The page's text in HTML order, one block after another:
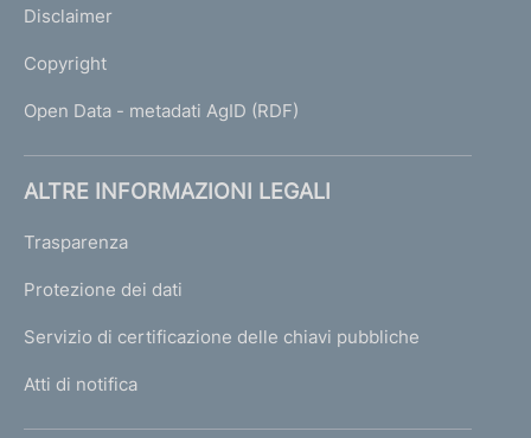
Disclaimer
Copyright
Open Data - metadati AgID (RDF)
ALTRE INFORMAZIONI LEGALI
Trasparenza
Protezione dei dati
Servizio di certificazione delle chiavi pubbliche
Atti di notifica